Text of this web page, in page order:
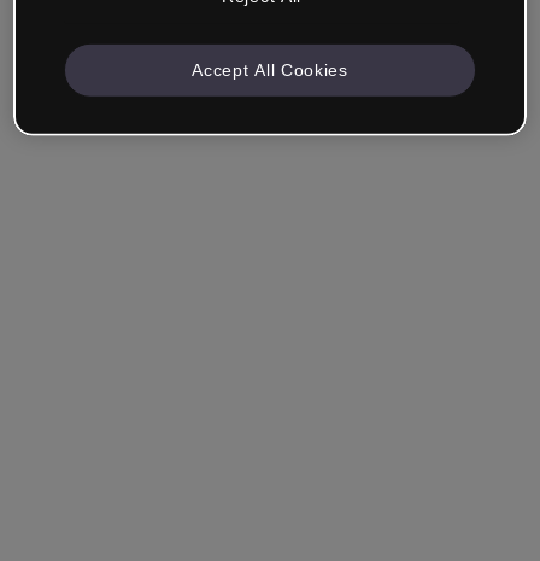
Empresa & Profesionales
Accept All Cookies